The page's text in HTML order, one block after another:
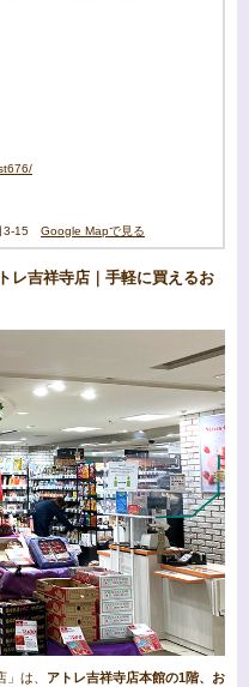
3-15 Google Mapで見る
レ吉祥寺店｜手軽に買えるお
は、 アトレ吉祥寺店本館の1階、お